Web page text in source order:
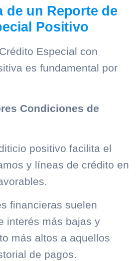
de un Reporte de
Positivo
Especial con
es fundamental por
Condiciones de
positivo facilita el
y líneas de crédito en
financieras suelen
interés más bajas y
más altos a aquellos
de pagos.